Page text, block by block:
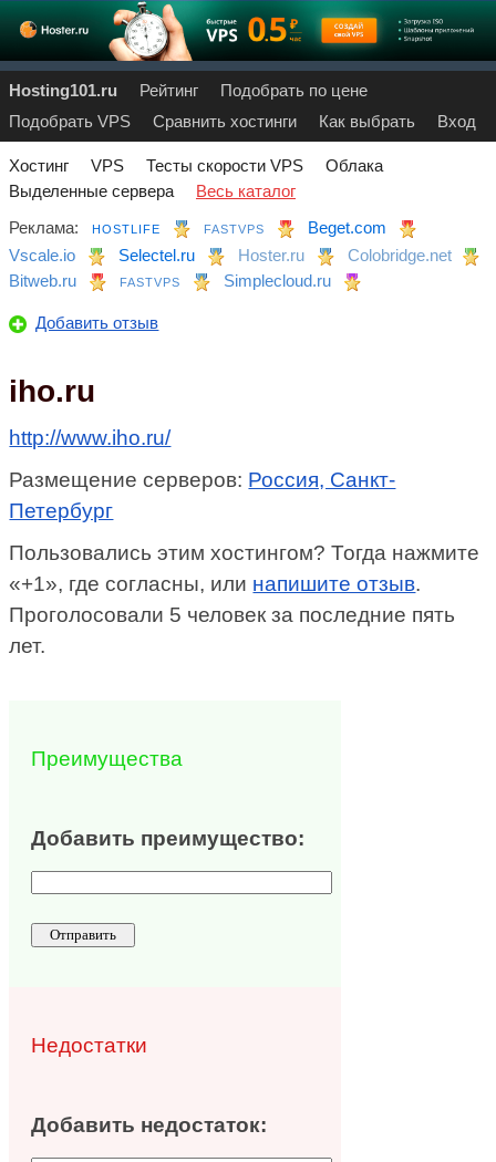
Hosting101.ru Рейтинг
Подобрать по цене
Подобрать VPS
Сравнить хостинги Как выбрать Вход
Хостинг VPS Тесты скорости VPS
Облака
Выделенные сервера
Весь каталог
Реклама:
HOSTLIFE FASTVPS
Beget.com
Vscale.io
Selectel.ru Hoster.ru
Colobridge.net
Bitweb.ru
FASTVPS Simplecloud.ru
Добавить отзыв
iho.ru
http://www.iho.ru/
Размещение серверов: Россия, Санкт-
Петербург
Пользовались этим хостингом? Тогда нажмите
«+1», где согласны, или напишите отзыв.
Проголосовали 5 человек за последние пять
лет.
Преимущества
Добавить преимущество:
Недостатки
Добавить недостаток: